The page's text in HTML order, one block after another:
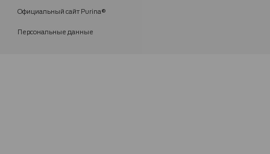
Официальный сайт Purina®
Персональные данные